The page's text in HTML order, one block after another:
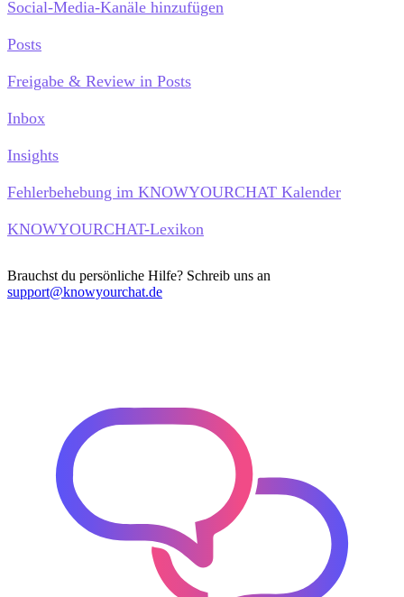
Social-Media-Kanäle hinzufügen
Posts
Freigabe & Review in Posts
Inbox
Insights
Fehlerbehebung im KNOWYOURCHAT Kalender
KNOWYOURCHAT-Lexikon
Brauchst du persönliche Hilfe? Schreib uns an
support@knowyourchat.de